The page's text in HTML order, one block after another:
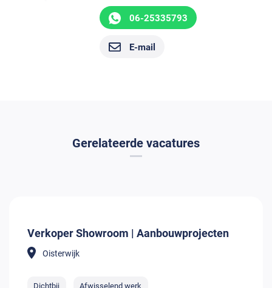
06-25335793
E-mail
Gerelateerde vacatures
Verkoper Showroom | Aanbouwprojecten
Oisterwijk
Dichtbij Afwisselend werk